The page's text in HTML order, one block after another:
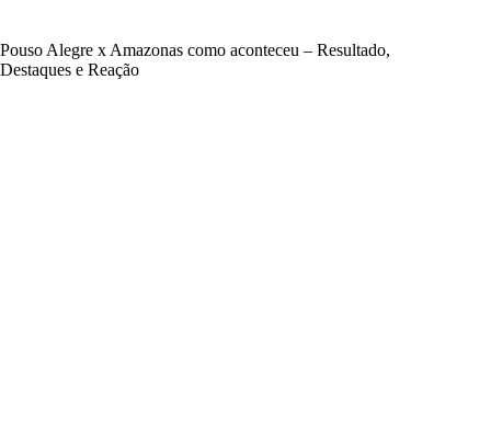
Pouso Alegre x Amazonas como aconteceu – Resultado,
Destaques e Reação